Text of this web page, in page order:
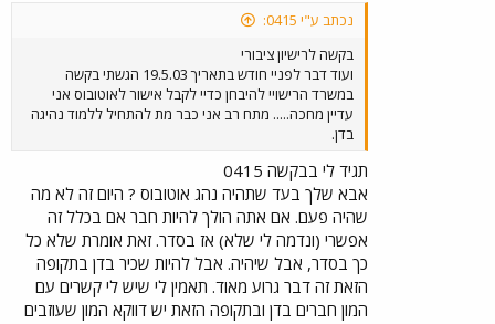
נכתב ע"י 0415:
בקשה לרישיון ציבורי
ועוד דבר לפניי חודש בתאריך 19.5.03 הגשתי בקשה
במשרד הרישויי להיבחן כדיי לקבל אישור לאוטובוס אני
עדיין מחכה..... מתח רב אני כבר מת להתחיל ללמוד נהיגה
בדן.
תגיד לי בבקשה 0415
אבא שלך בעד שתהיה נהג אוטובוס ? היום זה לא מה
שהיה פעם. אם אתה הולך להיות חבר אם בכלל זה
אפשרי (ונדמה לי שלא) אז בסדר. זאת אומרת שלא כל
כך בסדר, אבל שיהיה. אבל להיות שכיר בדן בתקופה
הזאת זה דבר גרוע מאוד. תאמין לי שיש לי קשרים עם
המון חברים בדן ובתקופה הזאת יש דווקא המון שעוזבים